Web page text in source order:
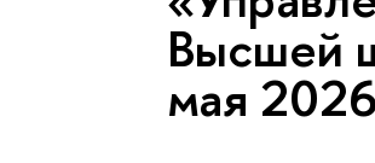
ысшей
мая 2026